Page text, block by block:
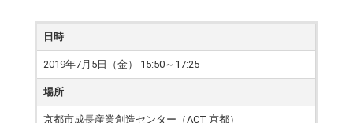
日時
2019年7月5日（金） 15:50～17:25
場所
京都市成長産業創造センター（ACT 京都）